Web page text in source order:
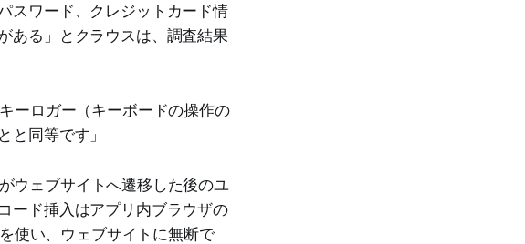
スワード、クレジットカード情
ある」とクラウスは、調査結果
ーロガー（キーボードの操作の
と同等です」
ウェブサイトへ遷移した後のユ
ード挿入はアプリ内ブラウザの
使い、ウェブサイトに無断で